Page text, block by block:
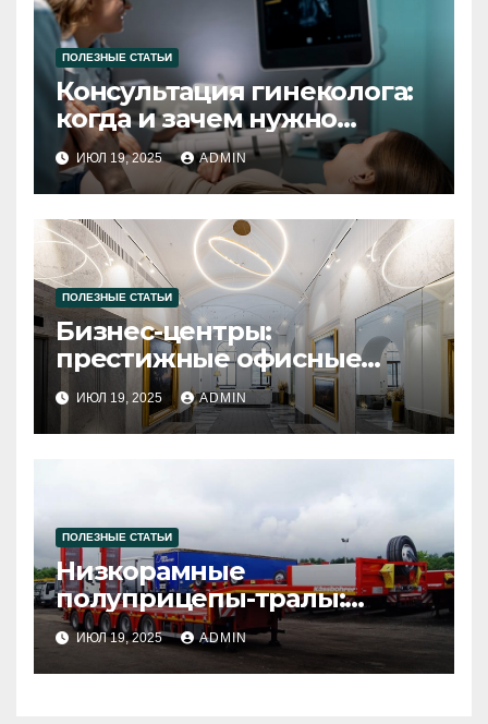
ПОЛЕЗНЫЕ СТАТЬИ
Консультация гинеколога:
когда и зачем нужно
посещать специалиста
ИЮЛ 19, 2025 ADMIN
ПОЛЕЗНЫЕ СТАТЬИ
Бизнес-центры:
престижные офисные
пространства в Санкт-
Петербурге
ИЮЛ 19, 2025 ADMIN
ПОЛЕЗНЫЕ СТАТЬИ
Низкорамные
полуприцепы-тралы:
универсальное решение
для тяжелых грузов
ИЮЛ 19, 2025 ADMIN